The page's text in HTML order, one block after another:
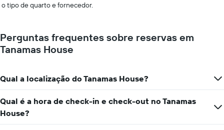
o tipo de quarto e fornecedor.
Perguntas frequentes sobre reservas em
Tanamas House
Qual a localização do Tanamas House?
Qual é a hora de check-in e check-out no Tanamas
House?